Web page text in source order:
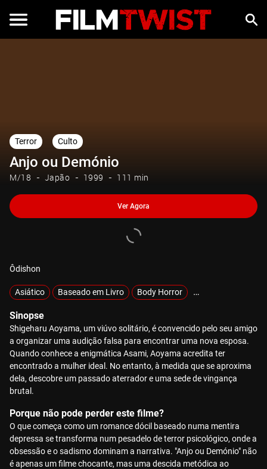
Terror Culto
Anjo ou Demónio
M/18 Japão 1999 111 min
Ver Agora
Ôdishon
Asiático Baseado em Livro Body Horror Delírio e Pesadelo
Sinopse
Shigeharu Aoyama, um viúvo solitário, é convencido pelo seu amigo
a organizar uma audição falsa para encontrar uma nova esposa.
Quando conhece a enigmática Asami, Aoyama acredita ter
encontrado a mulher ideal. No entanto, à medida que se aproxima
dela, descobre um passado aterrador e uma sede de vingança
brutal.
Porque não pode perder este filme?
O que começa como um romance dócil baseado numa mentira
depressa se transforma num pesadelo de terror psicológico, onde a
obsessão e o sadismo dominam a narrativa. "Anjo ou Demónio" não
é apenas um filme chocante, mas uma descida metódica ao